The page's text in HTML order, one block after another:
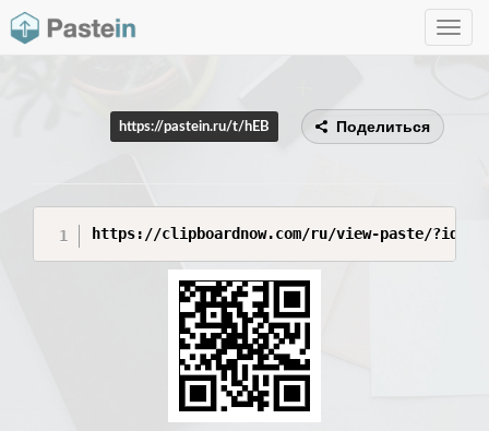
Toggle
https://pastein.ru/t/hEB Поделиться
https://clipboardnow.com/ru/view-paste/